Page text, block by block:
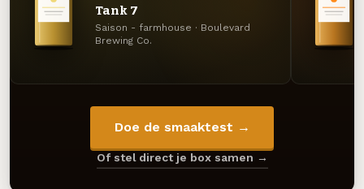
Tank 7
Saison - farmhouse · Boulevard
Brewing Co.
Doe de smaaktest →
Of stel direct je box samen →